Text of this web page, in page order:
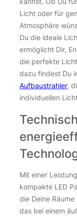
Licht oder für
Atmosphäre
Du die ideale
ermöglicht Dir,
die perfekte
dazu findest Du
Aufbaustrahler,
individuellen
Mit einer
kompakte LED
die Deine
das bei einem